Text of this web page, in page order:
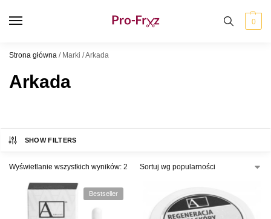
0
Strona główna / Marki /Arkada
Arkada
SHOW FILTERS
Wyświetlanie wszystkich wyników: 2
Bestseller